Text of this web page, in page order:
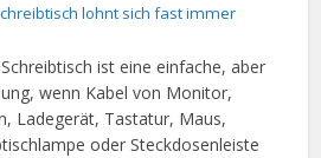
lohnt sich fast immer
ist eine einfache, aber
wenn Kabel von Monitor,
Ladegerät, Tastatur, Maus,
oder Steckdosenleiste